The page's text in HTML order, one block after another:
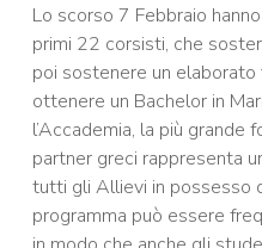
Lo scorso 7 Febbraio
primi 22 corsisti, che
poi sostenere un
ottenere un Bachelor in
l’Accademia, la più grande
partner greci rappresenta
tutti gli Allievi in possesso
programma può essere